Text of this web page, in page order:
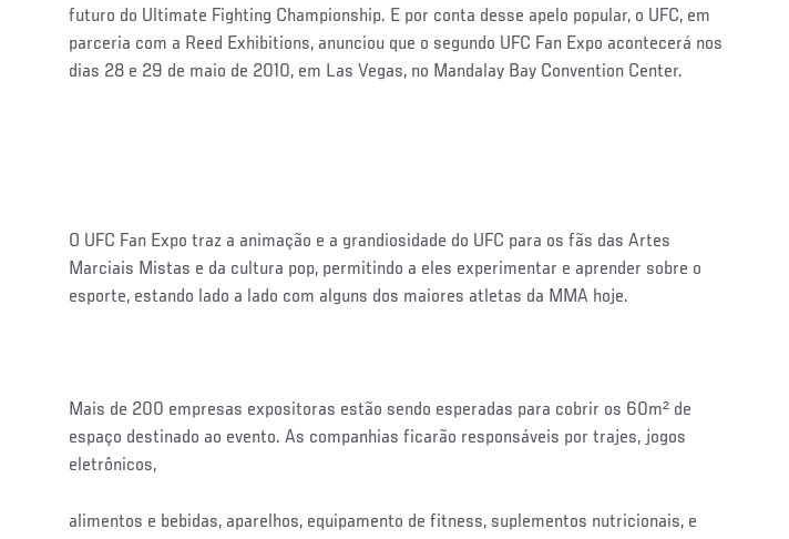
futuro do Ultimate Fighting Championship. E por conta desse apelo popular, o UFC, em
parceria com a Reed Exhibitions, anunciou que o segundo UFC Fan Expo acontecerá nos
dias 28 e 29 de maio de 2010, em Las Vegas, no Mandalay Bay Convention Center.
O UFC Fan Expo traz a animação e a grandiosidade do UFC para os fãs das Artes
Marciais Mistas e da cultura pop, permitindo a eles experimentar e aprender sobre o
esporte, estando lado a lado com alguns dos maiores atletas da MMA hoje.
Mais de 200 empresas expositoras estão sendo esperadas para cobrir os 60m² de
espaço destinado ao evento. As companhias ficarão responsáveis por trajes, jogos
eletrônicos,
alimentos e bebidas, aparelhos, equipamento de fitness, suplementos nutricionais, e